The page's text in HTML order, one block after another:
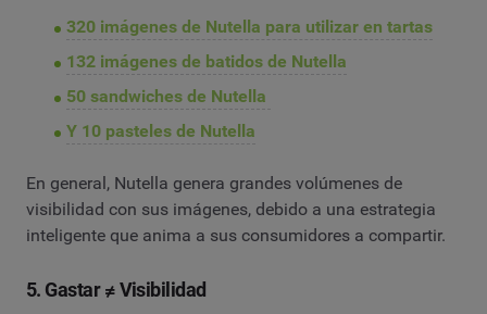
320 imágenes de Nutella para utilizar en tartas
132 imágenes de batidos de Nutella
50 sandwiches de Nutella
Y 10 pasteles de Nutella
En general, Nutella genera grandes volúmenes de
visibilidad con sus imágenes, debido a una estrategia
inteligente que anima a sus consumidores a compartir.
5. Gastar ≠ Visibilidad